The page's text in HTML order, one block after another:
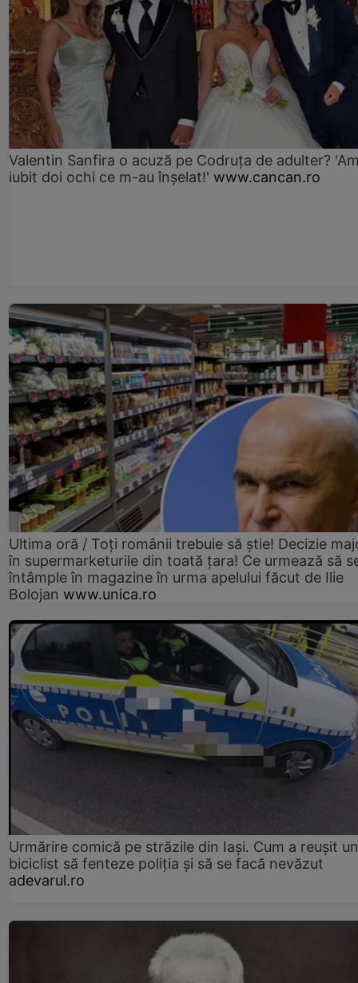
Valentin Sanfira o acuză pe Codruța de adulter?
iubit doi ochi ce m-au înșelat!' www.cancan.ro
Ultima oră / Toți românii trebuie să știe! Decizie
în supermarketurile din toată țara! Ce urmează să
întâmple în magazine în urma apelului făcut de Ilie
Bolojan www.unica.ro
Urmărire comică pe străzile din Iași. Cum a reușit un
biciclist să fenteze poliția și să se facă nevăzut
adevarul.ro